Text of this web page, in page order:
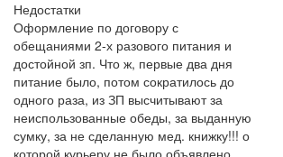
Недостатки
Оформление по договору с
обещаниями 2-х разового питания и
достойной зп. Что ж, первые два дня
питание было, потом сократилось до
одного раза, из ЗП высчитывают за
неиспользованные обеды, за выданную
сумку, за не сделанную мед. книжку!!! о
которой курьеру не было объявлено